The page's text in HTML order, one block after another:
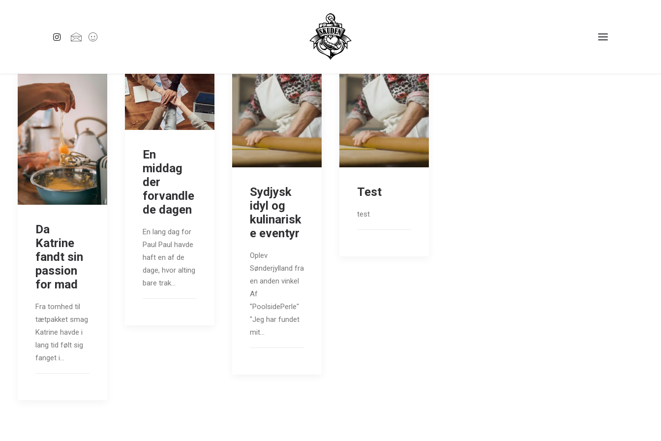
Da
Katrine
fandt sin
passion
for mad
Fra tomhed til
tætpakket smag
Katrine havde i
lang tid følt sig
fanget i…
En
middag
der
forvandle
de dagen
En lang dag for
Paul Paul havde
haft en af de
dage, hvor alting
bare trak…
Sydjysk
idyl og
kulinarisk
e eventyr
Oplev
Sønderjylland fra
en anden vinkel
Af
"PoolsidePerle"
"Jeg har fundet
mit…
Test
test